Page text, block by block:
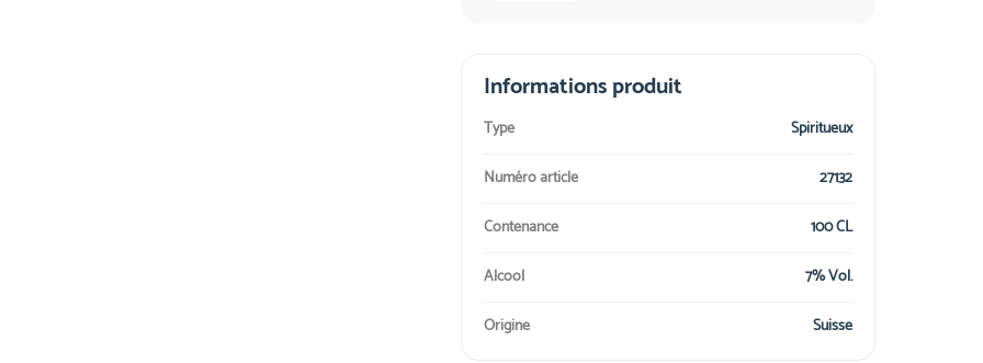
Informations produit
Type
Spiritueux
Numéro article
27132
Contenance
100 CL
Alcool
7% Vol.
Origine
Suisse